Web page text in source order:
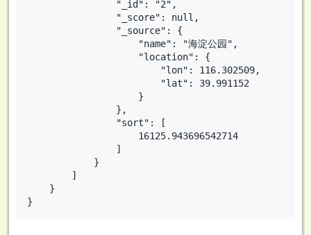
                "_id": "2",
                "_score": null,
                "_source": {
                    "name": "海淀公园",
                    "location": {
                        "lon": 116.302509,
                        "lat": 39.991152
                    }
                },
                "sort": [
                    16125.943696542714
                ]
            }
        ]
    }